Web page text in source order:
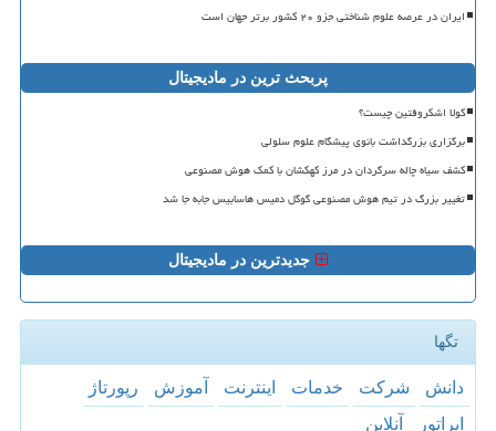
ایران در عرصه علوم شناختی جزو ۲۰ کشور برتر جهان است
پربحث ترین در مادیجیتال
کولا اشکروفتین چیست؟
برگزاری بزرگداشت بانوی پیشگام علوم سلولی
کشف سیاه چاله سرگردان در مرز کهکشان با کمک هوش مصنوعی
تغییر بزرگ در تیم هوش مصنوعی گوگل دمیس هاسابیس جابه جا شد
جدیدترین در مادیجیتال
تگها
دانش شركت خدمات اینترنت آموزش
رپورتاژ
اپراتور
آنلاین